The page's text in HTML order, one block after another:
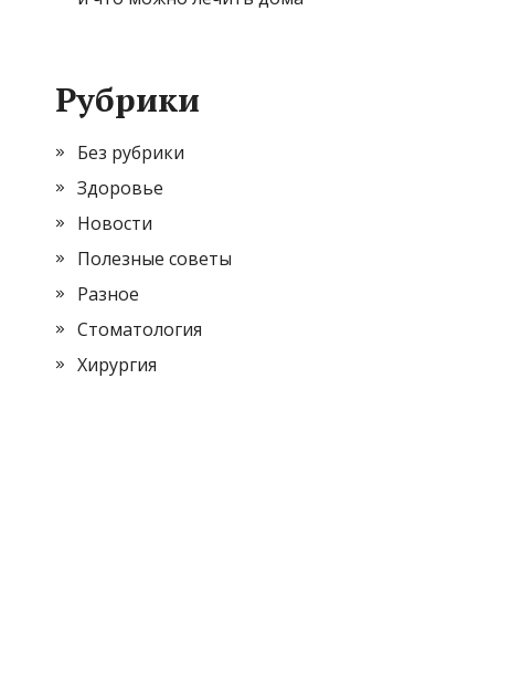
Рубрики
Без рубрики
Здоровье
Новости
Полезные советы
Разное
Стоматология
Хирургия